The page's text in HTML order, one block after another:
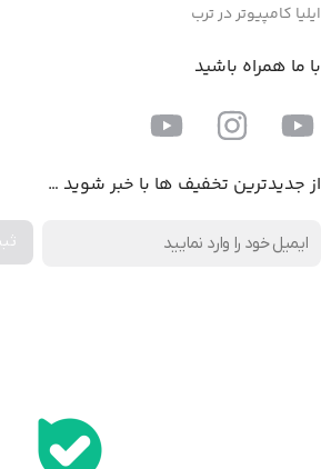
ایلیا کامپیوتر در ترب
با ما همراه باشید
از جدیدترین تخفیف ها با خبر شوید …